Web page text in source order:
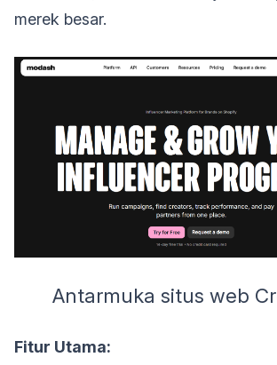
merek besar.
Antarmuka situs web
Fitur Utama: